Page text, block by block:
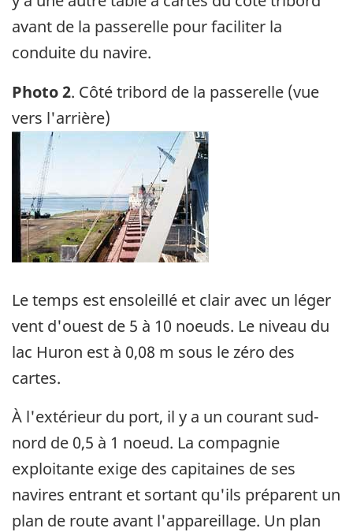
avant de la passerelle pour faciliter la
conduite du navire.
Photo 2. Côté tribord de la passerelle (vue
vers l'arrière)
Image
Le temps est ensoleillé et clair avec un léger
vent d'ouest de 5 à 10 noeuds. Le niveau du
lac Huron est à 0,08 m sous le zéro des
cartes.
À l'extérieur du port, il y a un courant sud-
nord de 0,5 à 1 noeud. La compagnie
exploitante exige des capitaines de ses
navires entrant et sortant qu'ils préparent un
plan de route avant l'appareillage. Un plan